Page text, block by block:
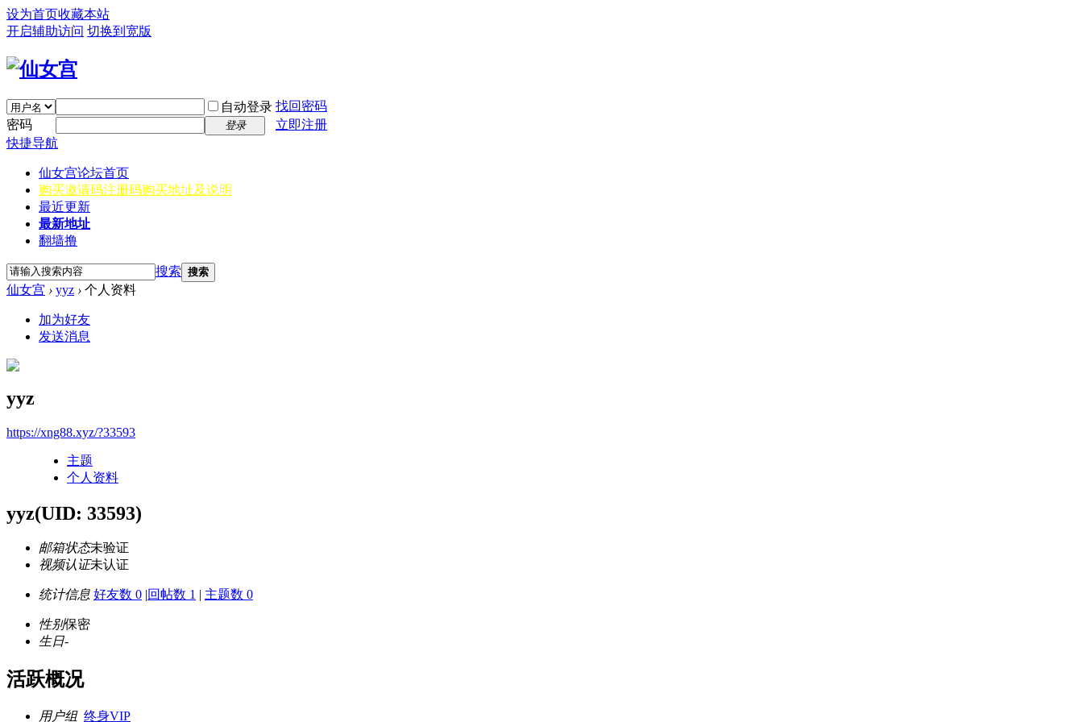
设为首页收藏本站
开启辅助访问 切换到宽版
自动登录 找回密码
密码
登录
立即注册
快捷导航
仙女宫论坛首页
购买邀请码注册码购买地址及说明
最近更新
最新地址
翻墙撸
搜索 搜索
仙女宫 › yyz › 个人资料
加为好友
发送消息
yyz
https://xng88.xyz/?33593
主题
个人资料
yyz(UID: 33593)
邮箱状态未验证
视频认证未认证
统计信息 好友数 0 |回帖数 1 | 主题数 0
性别保密
生日-
活跃概况
用户组 终身VIP